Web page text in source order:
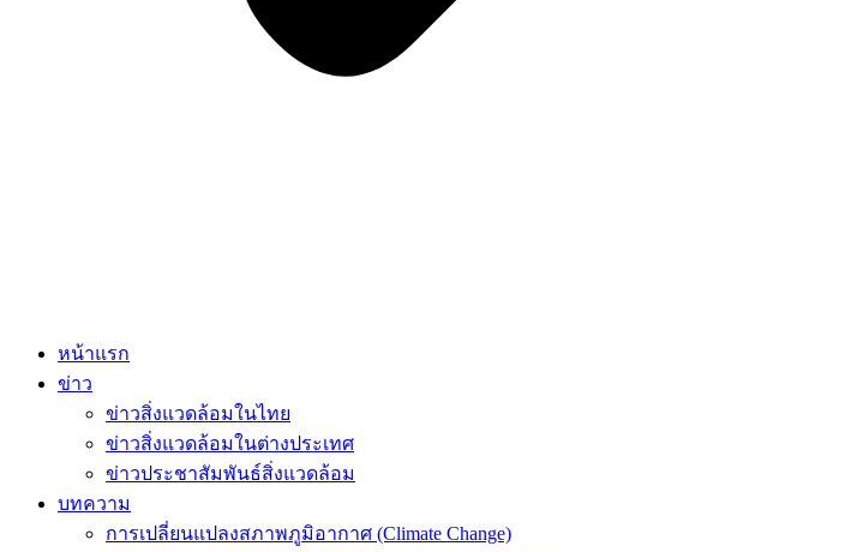
หน้าแรก
ข่าว
ข่าวสิ่งแวดล้อมในไทย
ข่าวสิ่งแวดล้อมในต่างประเทศ
ข่าวประชาสัมพันธ์สิ่งแวดล้อม
บทความ
การเปลี่ยนแปลงสภาพภูมิอากาศ (Climate Change)